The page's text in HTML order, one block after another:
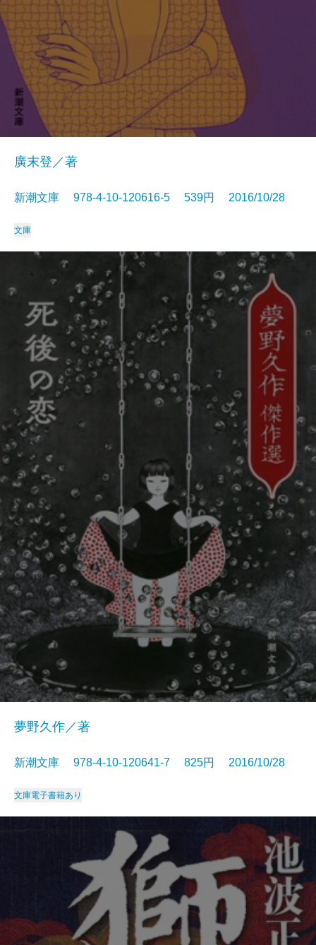
廣末登／著
新潮文庫 978-4-10-120616-5 539円 2016/10/28
文庫
夢野久作／著
新潮文庫 978-4-10-120641-7 825円 2016/10/28
文庫電子書籍あり